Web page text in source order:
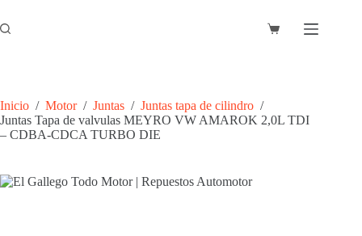
al
contenido
Carro
Inicio / Motor / Juntas / Juntas tapa de cilindro /
Juntas Tapa de valvulas MEYRO VW AMAROK 2,0L TDI
– CDBA-CDCA TURBO DIE